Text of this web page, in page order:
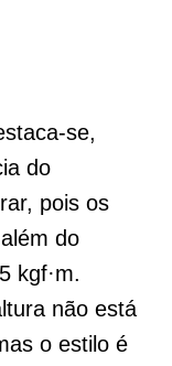
se,
do
pois os
do
kgf·m.
não está
o estilo é